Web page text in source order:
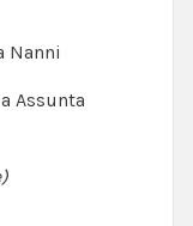
Nanni
Assunta